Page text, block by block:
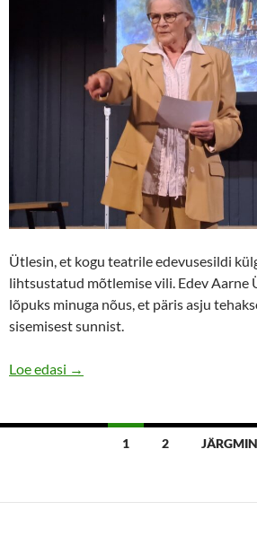
Ütlesin, et kogu teatrile edevusesildi
lihtsustatud mõtlemise vili. Edev Aarne
lõpuks minuga nõus, et päris asju
sisemisest sunnist.
Loe edasi Elud täis kognitiivset
→
1 2